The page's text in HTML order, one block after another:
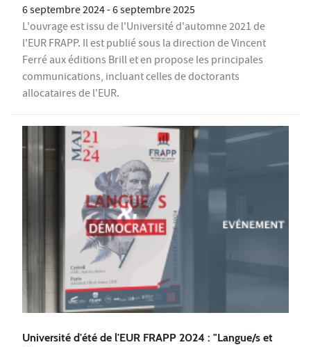
6 septembre 2024-6 septembre 2025
L'ouvrage est issu de l'Université d'automne 2021 de
l'EUR FRAPP. Il est publié sous la direction de Vincent
Ferré aux éditions Brill et en propose les principales
communications, incluant celles de doctorants
allocataires de l'EUR.
Université d'été de l'EUR FRAPP 2024 : "Langue/s et